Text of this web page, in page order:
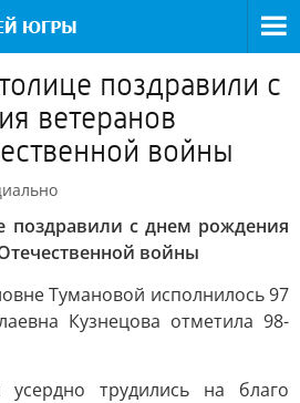
поздравили с
ветеранов
войны
поздравили с днем рождения
войны
Тумановой исполнилось 97
Кузнецова отметила 98-
трудились на благо